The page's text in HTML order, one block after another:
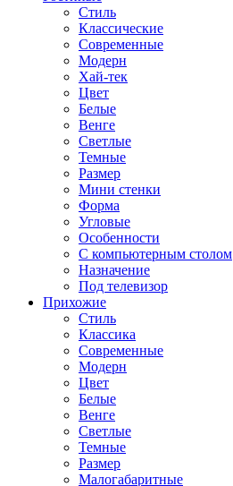
Стиль
Классические
Современные
Модерн
Хай-тек
Цвет
Белые
Венге
Светлые
Темные
Размер
Мини стенки
Форма
Угловые
Особенности
С компьютерным столом
Назначение
Под телевизор
Прихожие
Стиль
Классика
Современные
Модерн
Цвет
Белые
Венге
Светлые
Темные
Размер
Малогабаритные